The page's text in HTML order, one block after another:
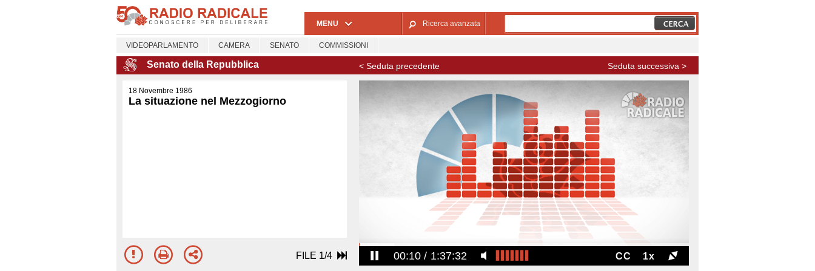
MENU Ricerca avanzata
VIDEOPARLAMENTO CAMERA SENATO COMMISSIONI
Senato della Repubblica < Seduta precedente Seduta successiva >
18 Novembre 1986
La situazione nel Mezzogiorno
FILE 1/4 00:11 1:37:32 CC 1x